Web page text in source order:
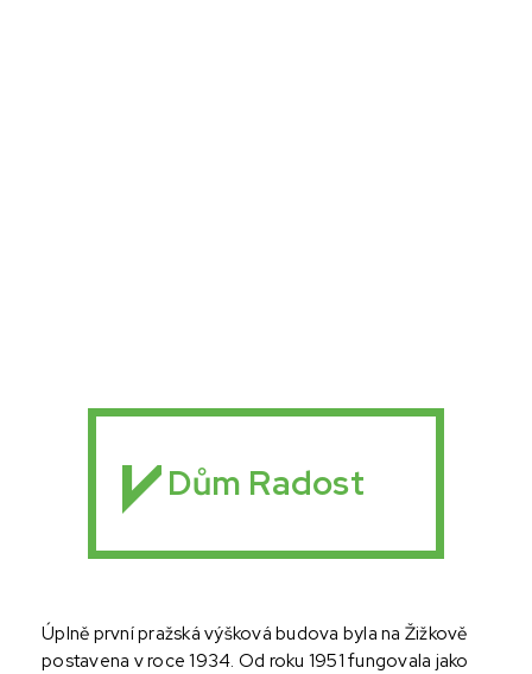
Dům Radost
Úplně první pražská výšková budova byla na Žižkově
postavena v roce 1934. Od roku 1951 fungovala jako